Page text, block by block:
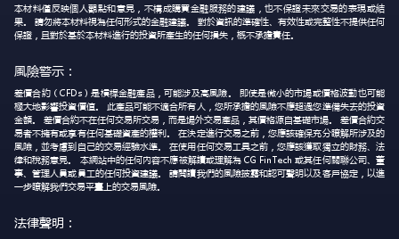
本材料僅反映個人觀點和意見，不構成購買金融服務的建議，也不保證未來交易的表現或結
果。 請勿將本材料視為任何形式的金融建議。 對於資訊的準確性、有效性或完整性不提供任何
保證，且對於基於本材料進行的投資所產生的任何損失，概不承擔責任。
風險警示：
差價合約（CFDs）是槓桿金融產品，可能涉及高風險。 即使是微小的市場或價格波動也可能
極大地影響投資價值。 此產品可能不適合所有人，您所承擔的風險不應超過您準備失去的投資
金額。 差價合約不在任何交易所交易，而是場外交易產品，其價格源自基礎市場。 差價合約交
易者不擁有或享有任何基礎資產的權利。 在決定進行交易之前，您應該確保充分瞭解所涉及的
風險，並考慮到自己的交易經驗水準。 在使用任何交易工具之前，您應該獲取獨立的財務、法
律和稅務意見。 本網站中的任何內容不應被解讀或理解為 CG FinTech 或其任何關聯公司、董
事、管理人員或員工的任何投資建議。 請閱讀我們的風險披露和認可聲明以及客戶協定，以進
一步瞭解我們交易平臺上的交易風險。
法律聲明：